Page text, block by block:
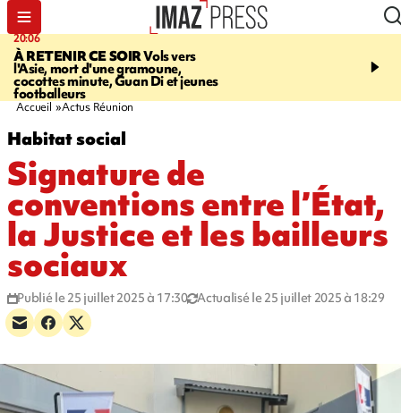
20:06
À RETENIR CE SOIRVols vers
l'Asie, mort d'une gramoune,
cocottes minute, Guan Di et jeunes
footballeurs
07:22
Squale condamné à
Accueil Actus Réunion
Habitat social
Signature de
conventions entre l’État,
la Justice et les bailleurs
sociaux
Publié le 25 juillet 2025 à 17:30 Actualisé le 25 juillet 2025 à 18:29